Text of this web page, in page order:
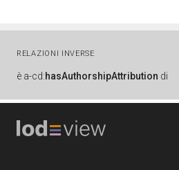
RELAZIONI INVERSE
è a-cd:hasAuthorshipAttribution di